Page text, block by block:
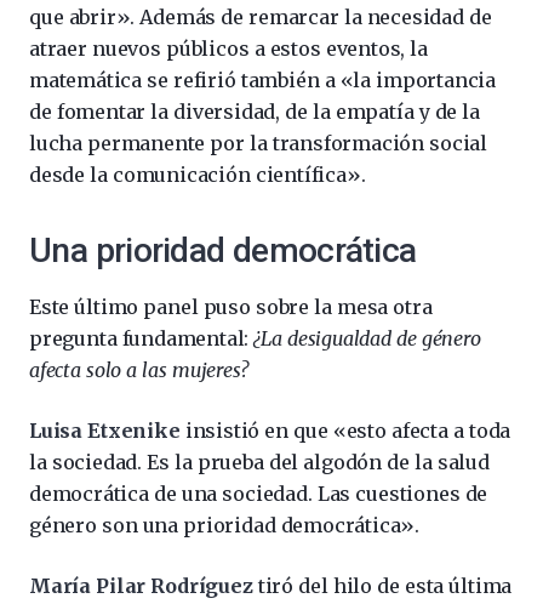
que abrir». Además de remarcar la necesidad de
atraer nuevos públicos a estos eventos, la
matemática se refirió también a «la importancia
de fomentar la diversidad, de la empatía y de la
lucha permanente por la transformación social
desde la comunicación científica».
Una prioridad democrática
Este último panel puso sobre la mesa otra
pregunta fundamental:¿La desigualdad de género
afecta solo a las mujeres?
Luisa Etxenike insistió en que «esto afecta a toda
la sociedad. Es la prueba del algodón de la salud
democrática de una sociedad. Las cuestiones de
género son una prioridad democrática».
María Pilar Rodrígueztiró del hilo de esta última